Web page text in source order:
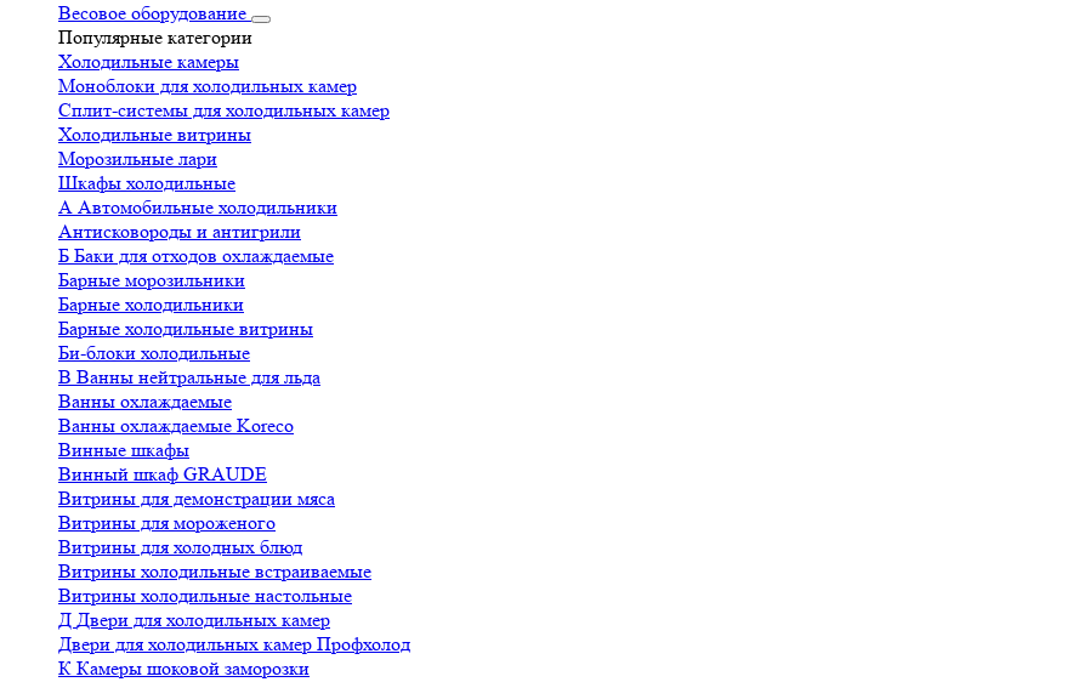
Весовое оборудование
Популярные категории
Холодильные камеры
Моноблоки для холодильных камер
Сплит-системы для холодильных камер
Холодильные витрины
Морозильные лари
Шкафы холодильные
А Автомобильные холодильники
Антисковороды и антигрили
Б Баки для отходов охлаждаемые
Барные морозильники
Барные холодильники
Барные холодильные витрины
Би-блоки холодильные
В Ванны нейтральные для льда
Ванны охлаждаемые
Ванны охлаждаемые Koreco
Винные шкафы
Винный шкаф GRAUDE
Витрины для демонстрации мяса
Витрины для мороженого
Витрины для холодных блюд
Витрины холодильные встраиваемые
Витрины холодильные настольные
Д Двери для холодильных камер
Двери для холодильных камер Профхолод
К Камеры шоковой заморозки